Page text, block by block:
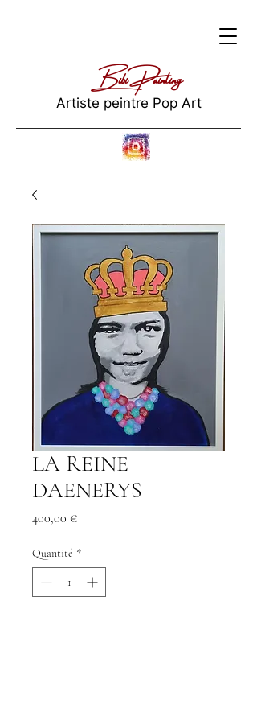
Bibi Painting
Artiste peintre Pop Art
LA REINE
DAENERYS
400,00 €Prix
Quantité *